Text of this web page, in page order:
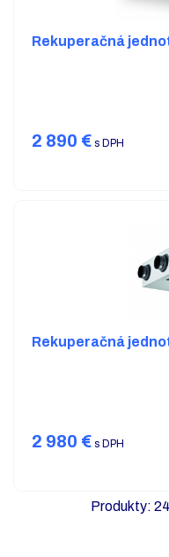
Rekuperačná
2 890 € s DPH
Rekuperačná
2 980 € s DPH
Produkty: 24